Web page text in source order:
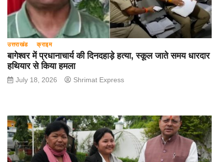
उत्तराखंड क्राइम
बागेश्वर में प्रधानाचार्य की दिनदहाड़े हत्या, स्कूल जाते समय धारदार
हथियार से किया हमला
July 18, 2026 Shrimat Express